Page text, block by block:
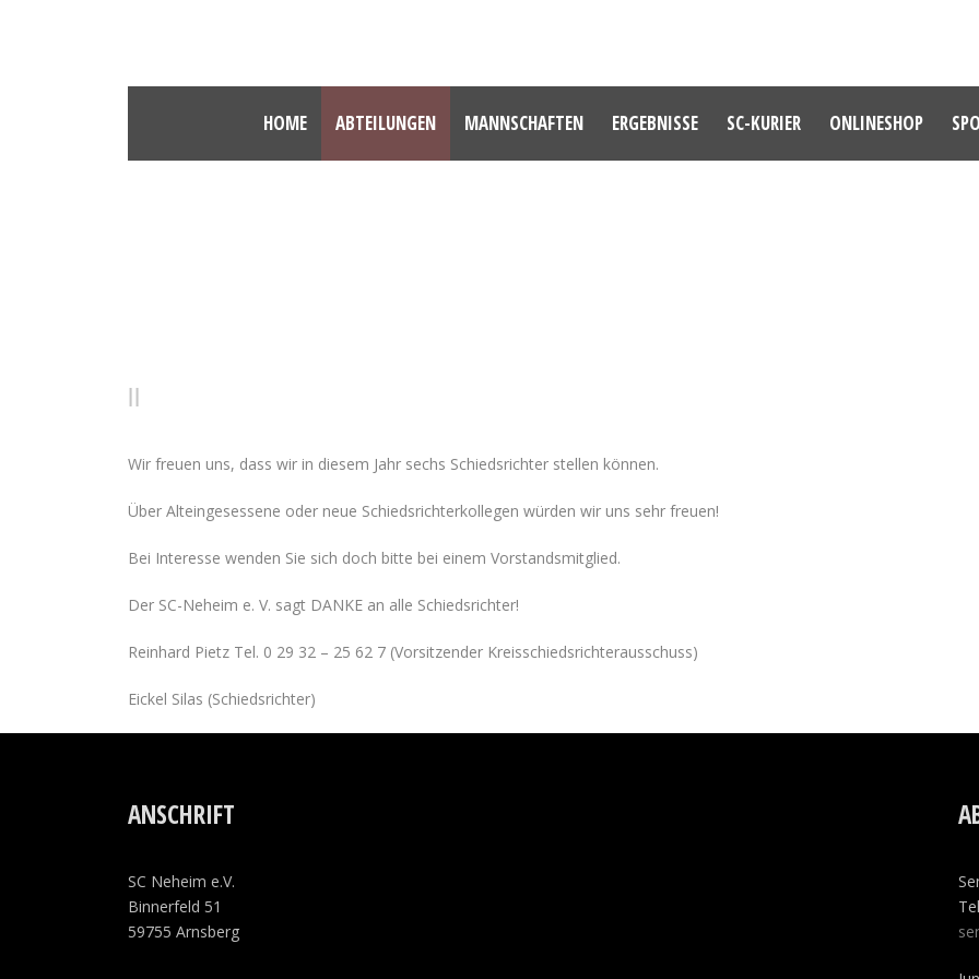
HOME ABTEILUNGEN MANNSCHAFTEN ERGEBNISSE SC-KURIER ONLINESHOP
Wir freuen uns, dass wir in diesem Jahr sechs Schiedsrichter stellen können.
Über Alteingesessene oder neue Schiedsrichterkollegen würden wir uns sehr freuen!
Bei Interesse wenden Sie sich doch bitte bei einem Vorstandsmitglied.
Der SC-Neheim e. V. sagt DANKE an alle Schiedsrichter!
Reinhard Pietz Tel. 0 29 32 – 25 62 7 (Vorsitzender Kreisschiedsrichterausschuss)
Eickel Silas (Schiedsrichter)
ANSCHRIFT
SC Neheim e.V.
Binnerfeld 51
59755 Arnsberg